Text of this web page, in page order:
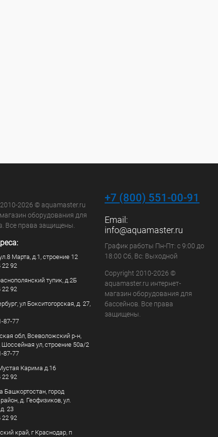
2026 © aquamaster.ru
оборудования для
Все права защищены.
Марта, д.1, строение 12
22 92
тупик, д.2Б
22 92
ул Бокситогорская, д. 27,
87-77
обл, Всеволожский р-н,
Шоссейная ул, строение 50а/2
87-77
Карима д.16
22 92
Башкортостан, город
д. Геофизиков, ул.
23
22 92
край, г Краснодар, п
+7 (800) 551-00-91
Email:
info@aquamaster.ru
График работы Пн-Пт: с 9:00 до
18:00 Сб, Вс: Выходной
Copyright 2010-2026 ©
aquamaster.ru интернет-
магазин оборудования для
бассейнов. Все права
защищены.